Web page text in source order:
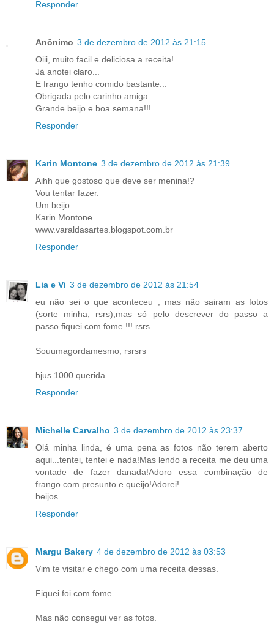
Responder
Anônimo 3 de dezembro de 2012 às 21:15
Oiii, muito facil e deliciosa a receita!
Já anotei claro...
E frango tenho comido bastante...
Obrigada pelo carinho amiga.
Grande beijo e boa semana!!!
Responder
Karin Montone 3 de dezembro de 2012 às 21:39
Aihh que gostoso que deve ser menina!?
Vou tentar fazer.
Um beijo
Karin Montone
www.varaldasartes.blogspot.com.br
Responder
Lia e Vi 3 de dezembro de 2012 às 21:54
eu não sei o que aconteceu , mas não sairam as fotos
(sorte minha, rsrs),mas só pelo descrever do passo a
passo fiquei com fome !!! rsrs
Souumagordamesmo, rsrsrs
bjus 1000 querida
Responder
Michelle Carvalho 3 de dezembro de 2012 às 23:37
Olá minha linda, é uma pena as fotos não terem aberto
aqui...tentei, tentei e nada!Mas lendo a receita me deu uma
vontade de fazer danada!Adoro essa combinação de
frango com presunto e queijo!Adorei!
beijos
Responder
Margu Bakery 4 de dezembro de 2012 às 03:53
Vim te visitar e chego com uma receita dessas.
Fiquei foi com fome.
Mas não consegui ver as fotos.